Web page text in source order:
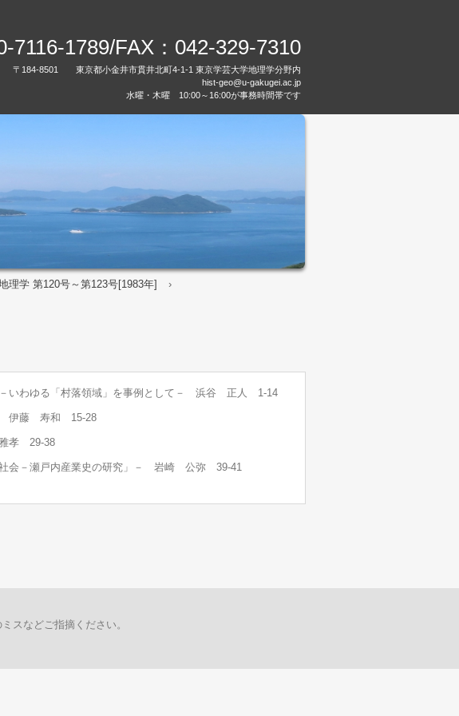
7116-1789/FAX： 042-329-7310
〒184-8501 東京都小金井市貫井北町4-1-1 東京学芸大学地理学分野内
hist-geo@u-gakugei.ac.jp
水曜・木曜 10:00～16:00が事務時間帯です
理学 第120号～第123号[1983年] ›
－いわゆる「村落領域」を事例として－ 浜谷 正人 1-14
伊藤 寿和 15-28
孝 29-38
社会－瀬戸内産業史の研究」－ 岩崎 公弥 39-41
スなどご指摘ください。